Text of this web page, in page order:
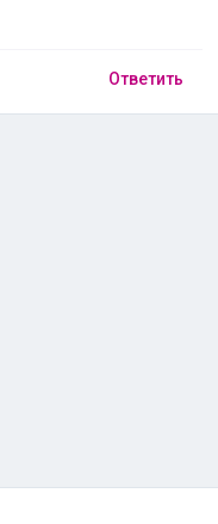
Ответить